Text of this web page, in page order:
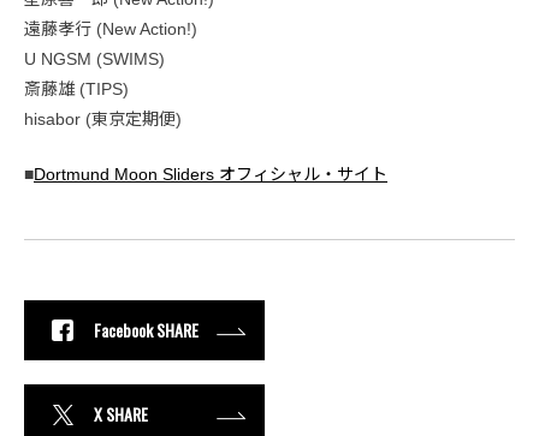
遠藤孝行 (New Action!)
U NGSM (SWIMS)
斎藤雄 (TIPS)
hisabor (東京定期便)
■Dortmund Moon Sliders オフィシャル・サイト
Facebook SHARE
X SHARE